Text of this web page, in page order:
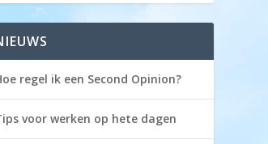
regel ik een Second Opinion?
voor werken op hete dagen